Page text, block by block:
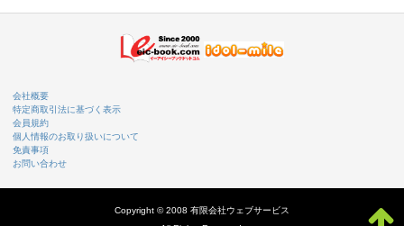
会社概要
特定商取引法に基づく表示
会員規約
個人情報のお取り扱いについて
免責事項
お問い合わせ
Copyright © 2008 有限会社ウェブサービス